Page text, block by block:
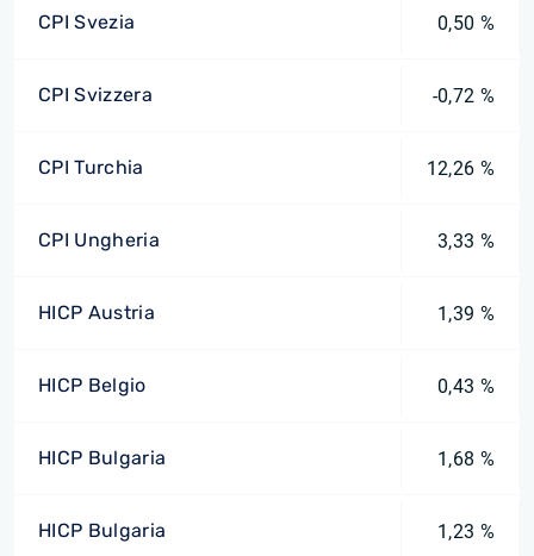
CPI Svezia 0,50 %
CPI Svizzera -0,72 %
CPI Turchia 12,26 %
CPI Ungheria 3,33 %
HICP Austria 1,39 %
HICP Belgio 0,43 %
HICP Bulgaria 1,68 %
HICP Bulgaria 1,23 %